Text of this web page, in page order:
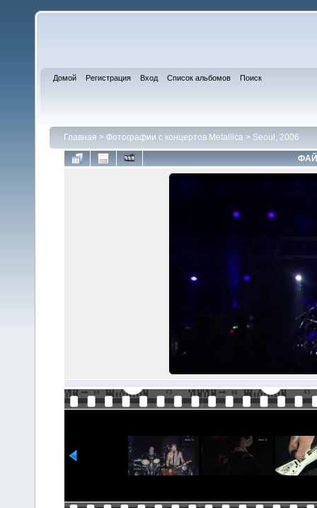
Домой Регистрация Вход Список альбомов Поиск
Главная > Фотографии с концертов Metallica > Seoul, 2006